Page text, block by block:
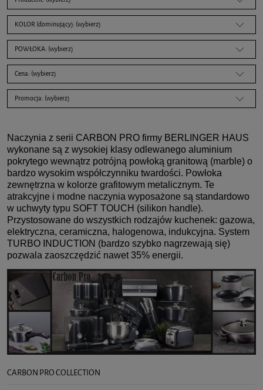
KOLOR (dominujący): (wybierz)
POWŁOKA: (wybierz)
Cena: (wybierz)
Promocja: (wybierz)
Naczynia z serii CARBON PRO firmy BERLINGER HAUS
wykonane są z wysokiej klasy odlewanego aluminium
pokrytego wewnątrz potrójną powłoką granitową (marble) o
bardzo wysokim współczynniku twardości. Powłoka
zewnętrzna w kolorze grafitowym metalicznym. Te
atrakcyjne i modne naczynia wyposażone są standardowo
w uchwyty typu SOFT TOUCH (silikon handle).
Przystosowane do wszystkich rodzajów kuchenek: gazowa,
elektryczna, ceramiczna, halogenowa, indukcyjna. System
TURBO INDUCTION (bardzo szybko nagrzewają się)
pozwala zaoszczędzić nawet 35% energii.
CARBON PRO COLLECTION